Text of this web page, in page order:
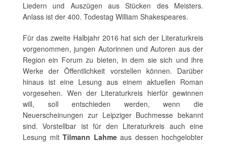
Liedern und Auszügen aus Stücken des Meisters.
Anlass ist der 400. Todestag William Shakespeares.
Für das zweite Halbjahr 2016 hat sich der Literaturkreis
vorgenommen, jungen Autorinnen und Autoren aus der
Region ein Forum zu bieten, in dem sie sich und ihre
Werke der Öffentlichkeit vorstellen können. Darüber
hinaus ist eine Lesung aus einem aktuellen Roman
vorgesehen. Wen der Literaturkreis hierfür gewinnen
will, soll entschieden werden, wenn die
Neuerscheinungen zur Leipziger Buchmesse bekannt
sind. Vorstellbar ist für den Literaturkreis auch eine
Lesung mit Tilmann Lahmeaus dessen hochgelobter